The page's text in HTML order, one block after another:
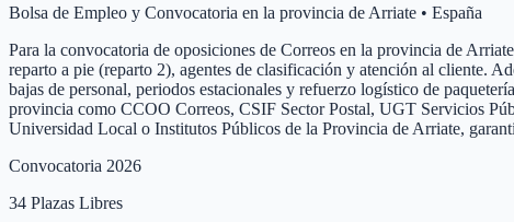
Bolsa de Empleo y Convocatoria en la provincia de Arriate • España
Para la convocatoria de oposiciones de Correos en la provincia de
reparto a pie (reparto 2), agentes de clasificación y atención al cliente.
bajas de personal, periodos estacionales y refuerzo logístico de
provincia como CCOO Correos, CSIF Sector Postal, UGT Servicios
Universidad Local o Institutos Públicos de la Provincia de Arriate,
Convocatoria 2026
34 Plazas Libres